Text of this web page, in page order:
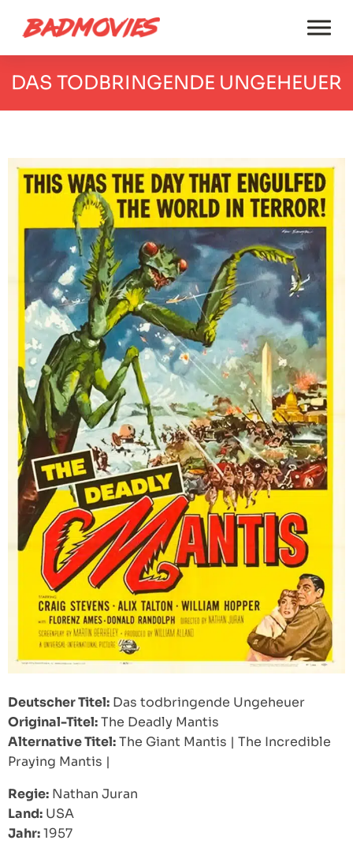
DAS TODBRINGENDE UNGEHEUER
Deutscher Titel: Das todbringende Ungeheuer
Original-Titel:The Deadly Mantis
Alternative Titel:The Giant Mantis | The Incredible
Praying Mantis |
Regie: Nathan Juran
Land: USA
Jahr:1957